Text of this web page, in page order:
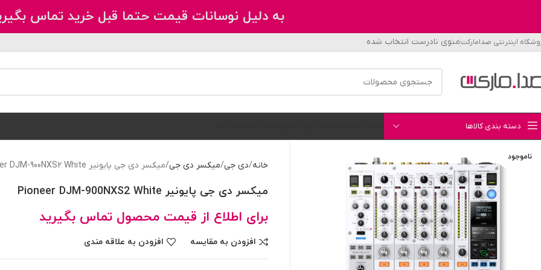
اینترنتی صدامارکتمنوی نادرست انتخاب شده
دسته بندی کالاها
ناموجود
خانه دی جی میکسر دی جی میکسر دی جی پایونیر Pioneer DJM-900NXS2 White
میکسر دی جی پایونیر Pioneer DJM-900NXS2 White
برای اطلاع از قیمت محصول تماس بگیرید
افزودن به مقایسه افزودن به علاقه مندی
به دلیل نوسانات قیمت حتما قبل خرید تماس